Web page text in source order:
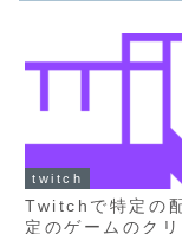
twitch
Twitchで特定の
定のゲームのク